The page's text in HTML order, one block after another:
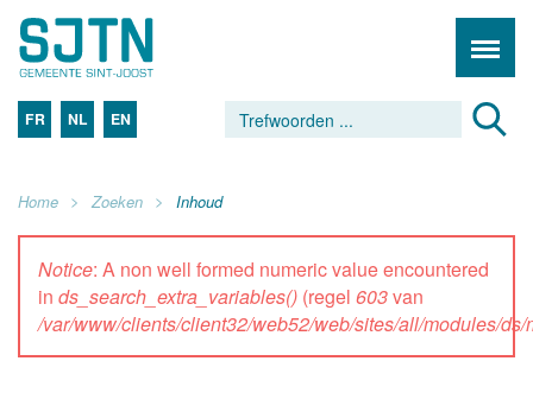
FR NL EN
Home Zoeken Inhoud
Notice: A non well formed numeric value encountered
in ds_search_extra_variables() (regel 603van
/var/www/clients/client32/web52/web/sites/all/modules/